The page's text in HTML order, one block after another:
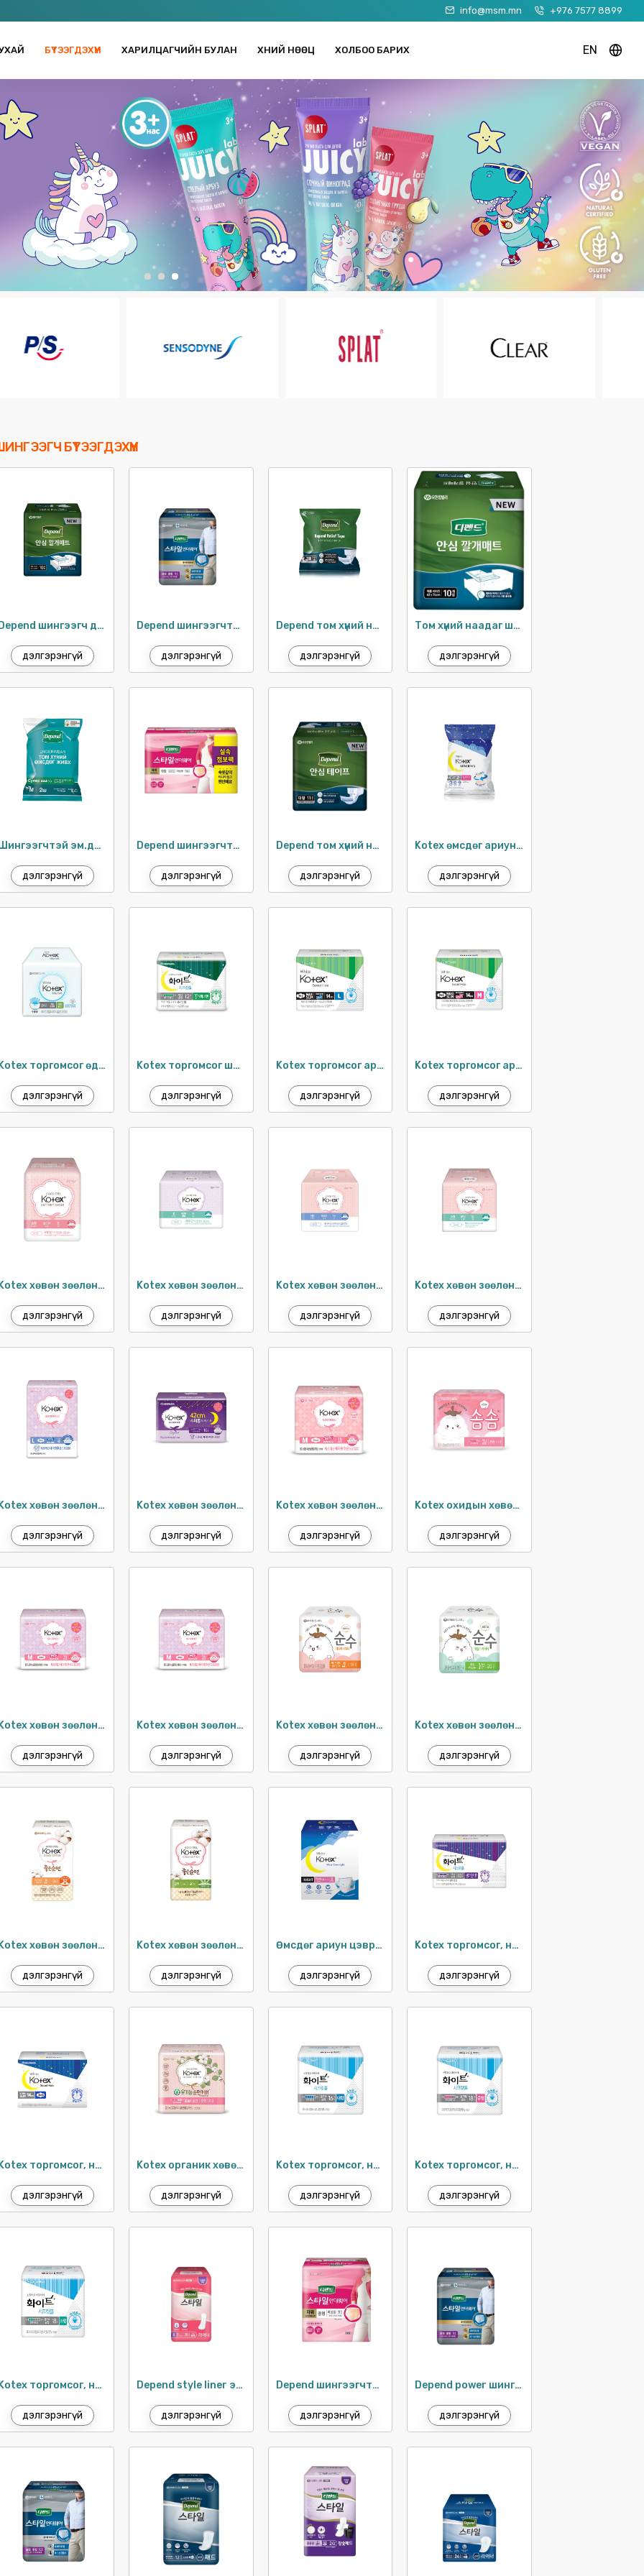
info@msm.mn +976 7577 8899
БҮТЭЭГДЭХҮҮН ХАРИЛЦАГЧИЙН БУЛАН ХҮНИЙ НӨӨЦ ХОЛБОО БАРИХ EN
БҮТЭЭГДЭХҮҮН
Depend шингээгч дэвсгэр / 10ш
дэлгэрэнгүй
Depend шингээгчтэй дотуур хувцас M-L / 2ш
дэлгэрэнгүй
Depend том хүний наадаг шингээгч S-M
дэлгэрэнгүй
Том хүний наадаг шингээгч
дэлгэрэнгүй
Шингээгчтэй эм.дотуур хувцас M-L /
дэлгэрэнгүй
Depend шингээгчтэй эмэгтэй дотуур хувцас / 16ш
дэлгэрэнгүй
Depend том хүний наадаг шингээгч S-M / 24ш
дэлгэрэнгүй
Kotex өмсдөг ариун цэврийн хэрэглэл S-M / 2ш
дэлгэрэнгүй
Kotex торгомсог өдөр тутам 15см / 24ш
дэлгэрэнгүй
Kotex торгомсог шөнийн ариун цэврийн хэрэглэл 33см / 12ш
дэлгэрэнгүй
Kotex торгомсог ариун цэврийн хэрэглэл 29см / 14ш
дэлгэрэнгүй
Kotex торгомсог ариун цэврийн хэрэглэл 26см / 14ш
дэлгэрэнгүй
Kotex хөвөн зөөлөн, нимгэн хэрэглэл 24см / 8ш
дэлгэрэнгүй
Kotex хөвөн зөөлөн ариун цэврийн хэрэглэл 24см / 18ш
дэлгэрэнгүй
Kotex хөвөн зөөлөн, нимгэн хэрэглэл 26см / 16ш
дэлгэрэнгүй
Kotex хөвөн зөөлөн, нимгэн хэрэглэл 21см / 18ш
дэлгэрэнгүй
Kotex хөвөн зөөлөн ариун цэврийн хэрэглэл 29см / 32ш
дэлгэрэнгүй
Kotex хөвөн зөөлөн, шөнийн урт хэрэглэл 42см / 10ш
дэлгэрэнгүй
Kotex хөвөн зөөлөн, нимгэн ариун цэврийн хэрэглэл 24см / 18ш
дэлгэрэнгүй
Kotex охидын хөвөн зөөлөн хэрэглэл 23 см / 14ш
дэлгэрэнгүй
Kotex хөвөн зөөлөн ариун цэврийн хэрэглэл 29см / 12ш
дэлгэрэнгүй
Kotex хөвөн зөөлөн ариун цэврийн хэрэглэл 26см / 12ш
дэлгэрэнгүй
Kotex хөвөн зөөлөн өдөр тутам 17.5см / 20ш
дэлгэрэнгүй
Kotex хөвөн зөөлөн өдөр тутам 15см / 20ш
дэлгэрэнгүй
Kotex хөвөн зөөлөн өдөр тутам 17.5см / 36ш
дэлгэрэнгүй
Kotex хөвөн зөөлөн өдөр тутам 15см / 40ш
дэлгэрэнгүй
Өмсдөг ариун цэврийн хэрэглэл S-M / 8ш
дэлгэрэнгүй
Kotex торгомсог, нимгэн шөнийн хэрэглэл 42см / 10ш
дэлгэрэнгүй
Kotex торгомсог, нимгэн шөнийн хэрэглэл 33см / 14ш
дэлгэрэнгүй
Kotex органик хөвөн зөөлөн өдөр тутам 17.5см / 18ш
дэлгэрэнгүй
Kotex торгомсог, нимгэн ариун цэврийн хэрэглэл 26см / 16ш
дэлгэрэнгүй
Kotex торгомсог, нимгэн ариун цэврийн хэрэглэл 24см / 18ш
дэлгэрэнгүй
Kotex торгомсог, нимгэн ариун цэврийн хэрэглэл 21см / 18ш
дэлгэрэнгүй
Depend style liner эмэгтэй шингээгч / 28ш
дэлгэрэнгүй
Depend шингээгчтэй эмэгтэй дотуур хувцас /
дэлгэрэнгүй
Depend power шингээгчтэй эрэгтэй дотуур хувцас / 9ш
дэлгэрэнгүй